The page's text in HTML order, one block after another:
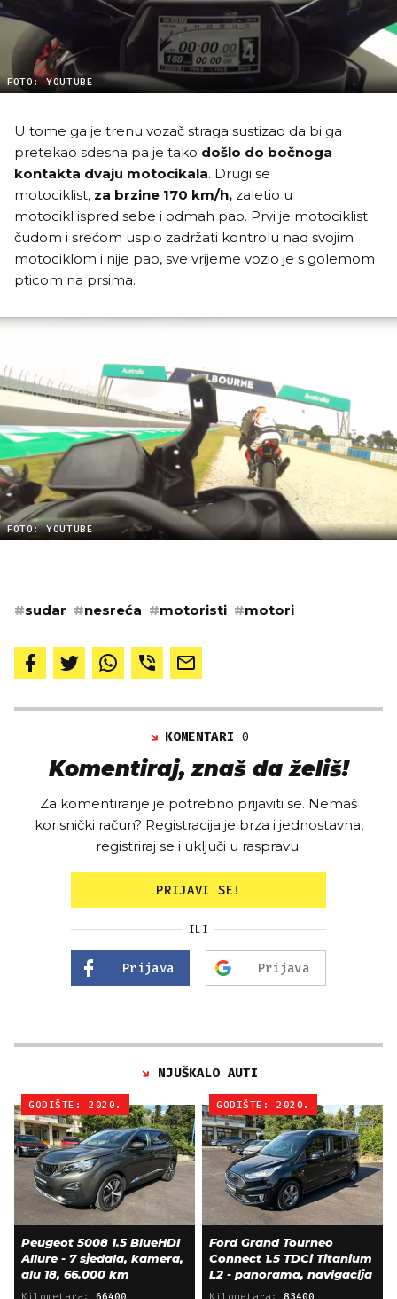
FOTO: YOUTUBE
U tome ga je trenu vozač straga sustizao da bi ga
pretekao sdesna pa je tako došlo do bočnoga
kontakta dvaju motocikala. Drugi se
motociklist, za brzine 170 km/h, zaletio u
motocikl ispred sebe i odmah pao. Prvi je motociklist
čudom i srećom uspio zadržati kontrolu nad svojim
motociklom i nije pao, sve vrijeme vozio je s golemom
pticom na prsima.
FOTO: YOUTUBE
#sudar #nesreća #motoristi #motori
KOMENTARI0
Komentiraj, znaš da želiš!
Za komentiranje je potrebno prijaviti se. Nemaš
korisnički račun? Registracija je brza i jednostavna,
registriraj se i uključi u raspravu.
PRIJAVI SE!
ILI
Prijava Prijava
NJUŠKALO AUTI
GODIŠTE: 2020.
Peugeot 5008 1.5 BlueHDI
Allure - 7 sjedala, kamera,
alu 18, 66.000 km
Kilometara: 66400
GODIŠTE: 2020.
Ford Grand Tourneo
Connect 1.5 TDCi Titanium
L2 - panorama, navigacija
Kilometara: 83400